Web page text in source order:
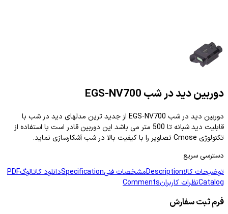
دوربین دید در شب EGS-NV700
دوربین دید در شب EGS-NV700 از جدید ترین مدلهای دید در شب با
قابلیت دید شبانه تا 500 متر می باشد این دوربین قادر است با استفاده از
تکنولوژی Cmose تصاویر را با کیفیت بالا در شب آشکارسازی نماید.
دسترسی سریع
توضیحات کالاDescriptionمشخصات فنیSpecificationدانلود کاتالوگPDF
Catalogنظرات کاربرانComments
فرم ثبت سفارش